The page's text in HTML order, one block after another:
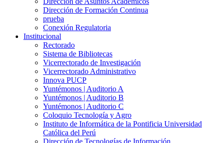
Dirección de Formación Continua
prueba
Conexión Regulatoria
Institucional
Rectorado
Sistema de Bibliotecas
Vicerrectorado de Investigación
Vicerrectorado Administrativo
Innova PUCP
Yuntémonos | Auditorio A
Yuntémonos | Auditorio B
Yuntémonos | Auditorio C
Coloquio Tecnología y Agro
Instituto de Informática de la Pontificia Universidad
Católica del Perú
Dirección de Tecnologías de Información